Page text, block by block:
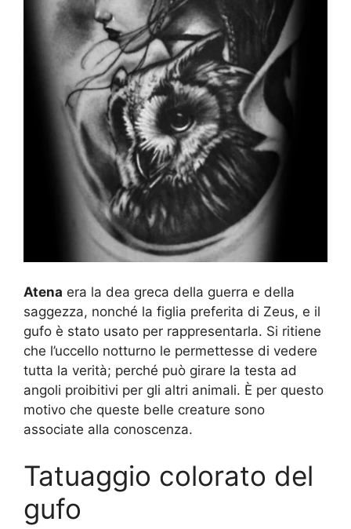
Atena era la dea greca della guerra e della
saggezza, nonché la figlia preferita di Zeus, e il
gufo è stato usato per rappresentarla. Si ritiene
che l’uccello notturno le permettesse di vedere
tutta la verità; perché può girare la testa ad
angoli proibitivi per gli altri animali. È per questo
motivo che queste belle creature sono
associate alla conoscenza.
Tatuaggio colorato del
gufo